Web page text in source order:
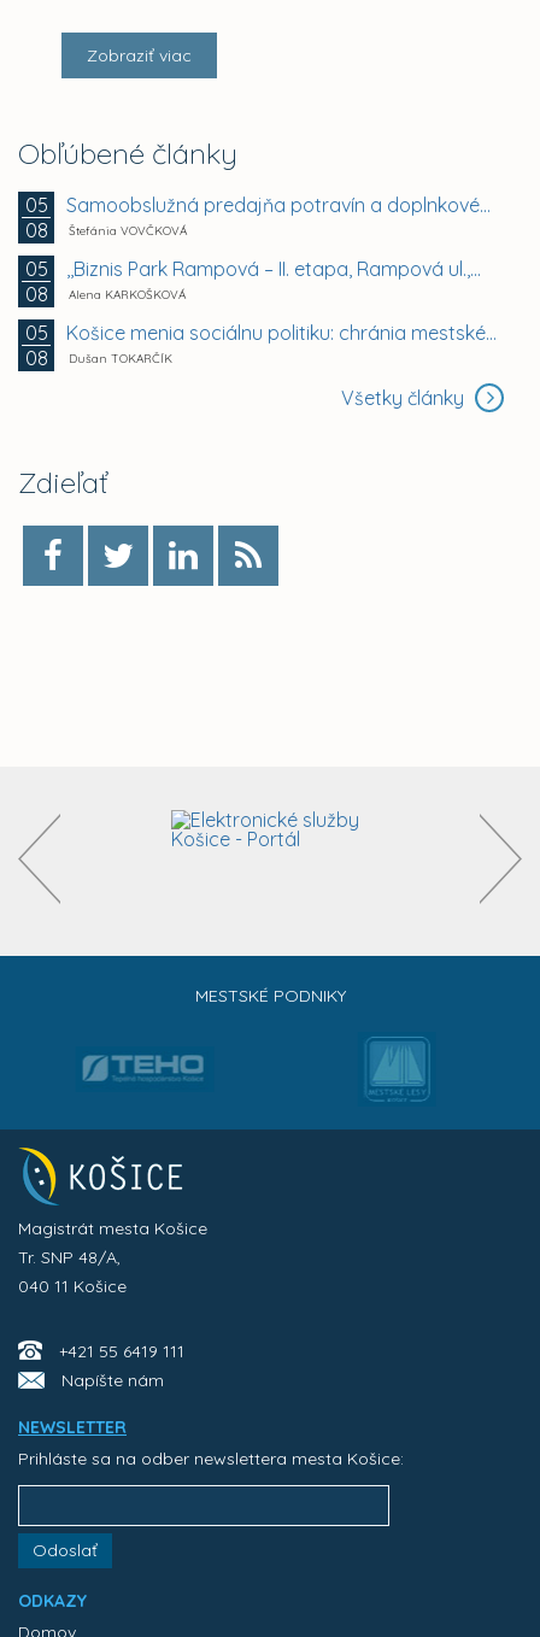
Zobraziť viac
Obľúbené články
05
08
Samoobslužná predajňa potravín a doplnkového tovaru
Štefánia VOVČKOVÁ
05
08
,,Biznis Park Rampová – II. etapa, Rampová ul.,...
Alena KARKOŠKOVÁ
05
08
Košice menia sociálnu politiku: chránia mestské byty...
Dušan TOKARČÍK
Všetky články
Zdieľať
MESTSKÉ PODNIKY
Magistrát mesta Košice
Tr. SNP 48/A,
040 11 Košice
+421 55 6419 111
Napíšte nám
NEWSLETTER
Prihláste sa na odber newslettera mesta Košice:
Odoslať
ODKAZY
Domov